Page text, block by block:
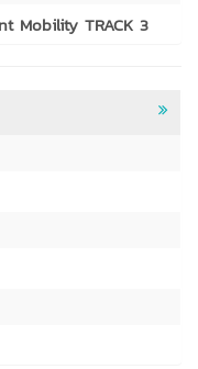
Mobility TRACK 3